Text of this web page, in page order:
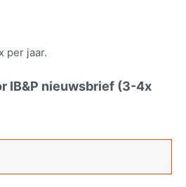
per jaar.
IB&P nieuwsbrief (3-4x